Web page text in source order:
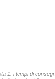
1: i tempi di